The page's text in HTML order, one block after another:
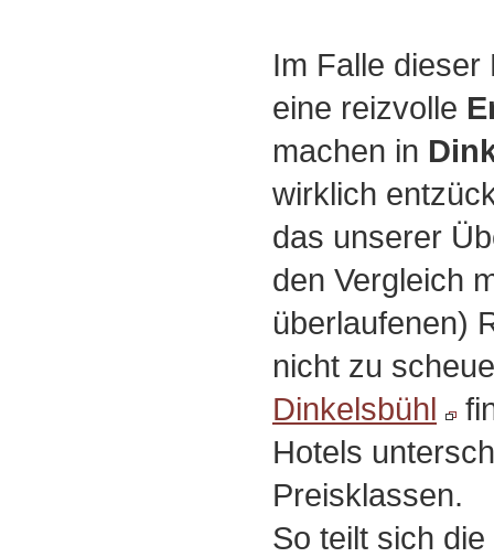
Im Falle dieser
eine reizvolle
machen in
wirklich
das unserer
den Vergleich
überlaufenen)
nicht zu
Dinkelsbühl
Hotels
Preisklassen.
So teilt sich